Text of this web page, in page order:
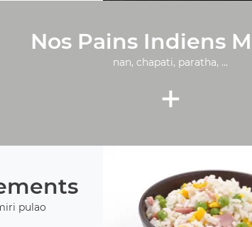
Nos Pains Indiens
nan, chapati, paratha, ...
+
pulao